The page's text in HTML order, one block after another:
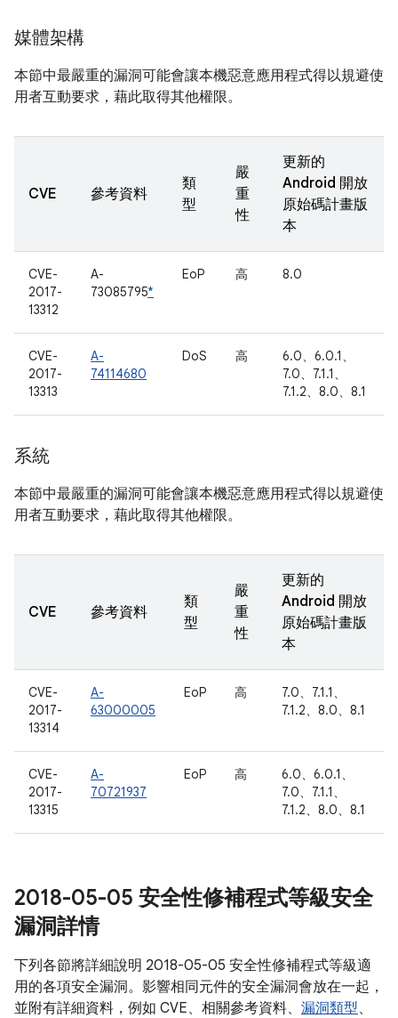
媒體架構
本節中最嚴重的漏洞可能會讓本機惡意應用程式得以規避使
用者互動要求，藉此取得其他權限。
CVE 參考資料
類
型
嚴
重
性
更新的
Android 開放
原始碼計畫版
本
CVE-
2017-
13312
A-
73085795*
EoP 高 8.0
CVE-
2017-
13313
A-
74114680
DoS 高
6.0、6.0.1、
7.0、7.1.1、
7.1.2、8.0、8.1
系統
本節中最嚴重的漏洞可能會讓本機惡意應用程式得以規避使
用者互動要求，藉此取得其他權限。
CVE 參考資料
類
型
嚴
重
性
更新的
Android 開放
原始碼計畫版
本
CVE-
2017-
13314
A-
63000005
EoP 高
7.0、7.1.1、
7.1.2、8.0、8.1
CVE-
2017-
13315
A-
70721937
EoP 高
6.0、6.0.1、
7.0、7.1.1、
7.1.2、8.0、8.1
2018-05-05 安全性修補程式等級安全
漏洞詳情
下列各節將詳細說明 2018-05-05 安全性修補程式等級適
用的各項安全漏洞。影響相同元件的安全漏洞會放在一起，
並附有詳細資料，例如 CVE、相關參考資料、 漏洞類型、